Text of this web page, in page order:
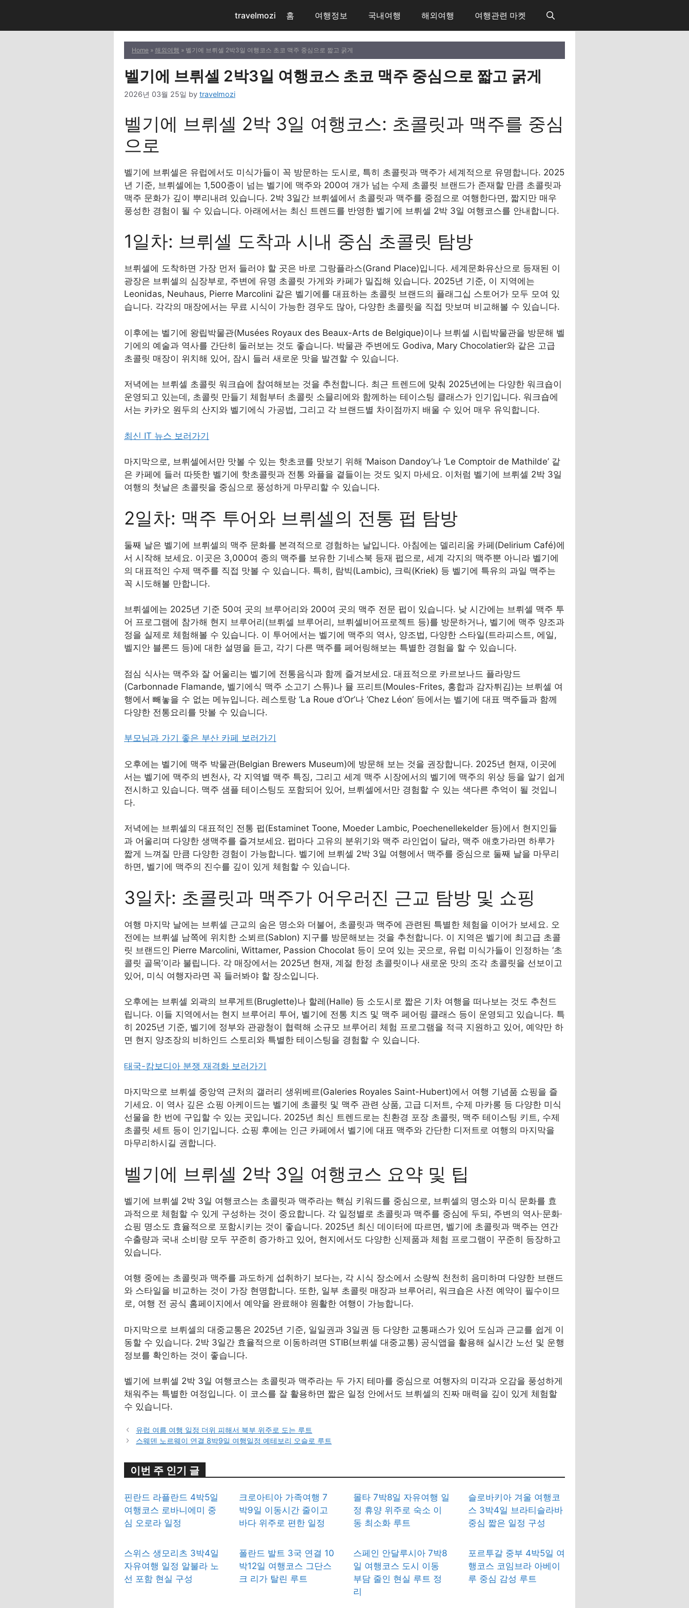
content
travelmozi 홈 여행정보 국내여행 해외여행 여행관련 마켓
Home » 해외여행 » 벨기에 브뤼셀 2박3일 여행코스 초코 맥주 중심으로 짧고 굵게
벨기에 브뤼셀 2박3일 여행코스 초코 맥주 중심으로 짧고 굵게
2026년 03월 25일 by travelmozi
벨기에 브뤼셀 2박 3일 여행코스: 초콜릿과 맥주를 중심
으로
벨기에 브뤼셀은 유럽에서도 미식가들이 꼭 방문하는 도시로, 특히 초콜릿과 맥주가 세계적으로 유명합니다. 2025
년 기준, 브뤼셀에는 1,500종이 넘는 벨기에 맥주와 200여 개가 넘는 수제 초콜릿 브랜드가 존재할 만큼 초콜릿과
맥주 문화가 깊이 뿌리내려 있습니다. 2박 3일간 브뤼셀에서 초콜릿과 맥주를 중점으로 여행한다면, 짧지만 매우
풍성한 경험이 될 수 있습니다. 아래에서는 최신 트렌드를 반영한 벨기에 브뤼셀 2박 3일 여행코스를 안내합니다.
1일차: 브뤼셀 도착과 시내 중심 초콜릿 탐방
브뤼셀에 도착하면 가장 먼저 들러야 할 곳은 바로 그랑플라스(Grand Place)입니다. 세계문화유산으로 등재된 이
광장은 브뤼셀의 심장부로, 주변에 유명 초콜릿 가게와 카페가 밀집해 있습니다. 2025년 기준, 이 지역에는
Leonidas, Neuhaus, Pierre Marcolini 같은 벨기에를 대표하는 초콜릿 브랜드의 플래그십 스토어가 모두 모여 있
습니다. 각각의 매장에서는 무료 시식이 가능한 경우도 많아, 다양한 초콜릿을 직접 맛보며 비교해볼 수 있습니다.
이후에는 벨기에 왕립박물관(Musées Royaux des Beaux-Arts de Belgique)이나 브뤼셀 시립박물관을 방문해 벨
기에의 예술과 역사를 간단히 둘러보는 것도 좋습니다. 박물관 주변에도 Godiva, Mary Chocolatier와 같은 고급
초콜릿 매장이 위치해 있어, 잠시 들러 새로운 맛을 발견할 수 있습니다.
저녁에는 브뤼셀 초콜릿 워크숍에 참여해보는 것을 추천합니다. 최근 트렌드에 맞춰 2025년에는 다양한 워크숍이
운영되고 있는데, 초콜릿 만들기 체험부터 초콜릿 소믈리에와 함께하는 테이스팅 클래스가 인기입니다. 워크숍에
서는 카카오 원두의 산지와 벨기에식 가공법, 그리고 각 브랜드별 차이점까지 배울 수 있어 매우 유익합니다.
최신 IT 뉴스 보러가기
마지막으로, 브뤼셀에서만 맛볼 수 있는 핫초코를 맛보기 위해 ‘Maison Dandoy’나 ‘Le Comptoir de Mathilde’ 같
은 카페에 들러 따뜻한 벨기에 핫초콜릿과 전통 와플을 곁들이는 것도 잊지 마세요. 이처럼 벨기에 브뤼셀 2박 3일
여행의 첫날은 초콜릿을 중심으로 풍성하게 마무리할 수 있습니다.
2일차: 맥주 투어와 브뤼셀의 전통 펍 탐방
둘째 날은 벨기에 브뤼셀의 맥주 문화를 본격적으로 경험하는 날입니다. 아침에는 델리리움 카페(Delirium Café)에
서 시작해 보세요. 이곳은 3,000여 종의 맥주를 보유한 기네스북 등재 펍으로, 세계 각지의 맥주뿐 아니라 벨기에
의 대표적인 수제 맥주를 직접 맛볼 수 있습니다. 특히, 람빅(Lambic), 크릭(Kriek) 등 벨기에 특유의 과일 맥주는
꼭 시도해볼 만합니다.
브뤼셀에는 2025년 기준 50여 곳의 브루어리와 200여 곳의 맥주 전문 펍이 있습니다. 낮 시간에는 브뤼셀 맥주 투
어 프로그램에 참가해 현지 브루어리(브뤼셀 브루어리, 브뤼셀비어프로젝트 등)를 방문하거나, 벨기에 맥주 양조과
정을 실제로 체험해볼 수 있습니다. 이 투어에서는 벨기에 맥주의 역사, 양조법, 다양한 스타일(트라피스트, 에일,
벨지안 블론드 등)에 대한 설명을 듣고, 각기 다른 맥주를 페어링해보는 특별한 경험을 할 수 있습니다.
점심 식사는 맥주와 잘 어울리는 벨기에 전통음식과 함께 즐겨보세요. 대표적으로 카르보나드 플라망드
(Carbonnade Flamande, 벨기에식 맥주 소고기 스튜)나 뮬 프리트(Moules-Frites, 홍합과 감자튀김)는 브뤼셀 여
행에서 빼놓을 수 없는 메뉴입니다. 레스토랑 ‘La Roue d’Or’나 ‘Chez Léon’ 등에서는 벨기에 대표 맥주들과 함께
다양한 전통요리를 맛볼 수 있습니다.
부모님과 가기 좋은 부산 카페 보러가기
오후에는 벨기에 맥주 박물관(Belgian Brewers Museum)에 방문해 보는 것을 권장합니다. 2025년 현재, 이곳에
서는 벨기에 맥주의 변천사, 각 지역별 맥주 특징, 그리고 세계 맥주 시장에서의 벨기에 맥주의 위상 등을 알기 쉽게
전시하고 있습니다. 맥주 샘플 테이스팅도 포함되어 있어, 브뤼셀에서만 경험할 수 있는 색다른 추억이 될 것입니
다.
저녁에는 브뤼셀의 대표적인 전통 펍(Estaminet Toone, Moeder Lambic, Poechenellekelder 등)에서 현지인들
과 어울리며 다양한 생맥주를 즐겨보세요. 펍마다 고유의 분위기와 맥주 라인업이 달라, 맥주 애호가라면 하루가
짧게 느껴질 만큼 다양한 경험이 가능합니다. 벨기에 브뤼셀 2박 3일 여행에서 맥주를 중심으로 둘째 날을 마무리
하면, 벨기에 맥주의 진수를 깊이 있게 체험할 수 있습니다.
3일차: 초콜릿과 맥주가 어우러진 근교 탐방 및 쇼핑
여행 마지막 날에는 브뤼셀 근교의 숨은 명소와 더불어, 초콜릿과 맥주에 관련된 특별한 체험을 이어가 보세요. 오
전에는 브뤼셀 남쪽에 위치한 소뵈르(Sablon) 지구를 방문해보는 것을 추천합니다. 이 지역은 벨기에 최고급 초콜
릿 브랜드인 Pierre Marcolini, Wittamer, Passion Chocolat 등이 모여 있는 곳으로, 유럽 미식가들이 인정하는 ‘초
콜릿 골목’이라 불립니다. 각 매장에서는 2025년 현재, 계절 한정 초콜릿이나 새로운 맛의 조각 초콜릿을 선보이고
있어, 미식 여행자라면 꼭 들러봐야 할 장소입니다.
오후에는 브뤼셀 외곽의 브루게트(Bruglette)나 할레(Halle) 등 소도시로 짧은 기차 여행을 떠나보는 것도 추천드
립니다. 이들 지역에서는 현지 브루어리 투어, 벨기에 전통 치즈 및 맥주 페어링 클래스 등이 운영되고 있습니다. 특
히 2025년 기준, 벨기에 정부와 관광청이 협력해 소규모 브루어리 체험 프로그램을 적극 지원하고 있어, 예약만 하
면 현지 양조장의 비하인드 스토리와 특별한 테이스팅을 경험할 수 있습니다.
태국-캄보디아 분쟁 재격화 보러가기
마지막으로 브뤼셀 중앙역 근처의 갤러리 생위베르(Galeries Royales Saint-Hubert)에서 여행 기념품 쇼핑을 즐
기세요. 이 역사 깊은 쇼핑 아케이드는 벨기에 초콜릿 및 맥주 관련 상품, 고급 디저트, 수제 마카롱 등 다양한 미식
선물을 한 번에 구입할 수 있는 곳입니다. 2025년 최신 트렌드로는 친환경 포장 초콜릿, 맥주 테이스팅 키트, 수제
초콜릿 세트 등이 인기입니다. 쇼핑 후에는 인근 카페에서 벨기에 대표 맥주와 간단한 디저트로 여행의 마지막을
마무리하시길 권합니다.
벨기에 브뤼셀 2박 3일 여행코스 요약 및 팁
벨기에 브뤼셀 2박 3일 여행코스는 초콜릿과 맥주라는 핵심 키워드를 중심으로, 브뤼셀의 명소와 미식 문화를 효
과적으로 체험할 수 있게 구성하는 것이 중요합니다. 각 일정별로 초콜릿과 맥주를 중심에 두되, 주변의 역사·문화·
쇼핑 명소도 효율적으로 포함시키는 것이 좋습니다. 2025년 최신 데이터에 따르면, 벨기에 초콜릿과 맥주는 연간
수출량과 국내 소비량 모두 꾸준히 증가하고 있어, 현지에서도 다양한 신제품과 체험 프로그램이 꾸준히 등장하고
있습니다.
여행 중에는 초콜릿과 맥주를 과도하게 섭취하기 보다는, 각 시식 장소에서 소량씩 천천히 음미하며 다양한 브랜드
와 스타일을 비교하는 것이 가장 현명합니다. 또한, 일부 초콜릿 매장과 브루어리, 워크숍은 사전 예약이 필수이므
로, 여행 전 공식 홈페이지에서 예약을 완료해야 원활한 여행이 가능합니다.
마지막으로 브뤼셀의 대중교통은 2025년 기준, 일일권과 3일권 등 다양한 교통패스가 있어 도심과 근교를 쉽게 이
동할 수 있습니다. 2박 3일간 효율적으로 이동하려면 STIB(브뤼셀 대중교통) 공식앱을 활용해 실시간 노선 및 운행
정보를 확인하는 것이 좋습니다.
벨기에 브뤼셀 2박 3일 여행코스는 초콜릿과 맥주라는 두 가지 테마를 중심으로 여행자의 미각과 오감을 풍성하게
채워주는 특별한 여정입니다. 이 코스를 잘 활용하면 짧은 일정 안에서도 브뤼셀의 진짜 매력을 깊이 있게 체험할
수 있습니다.
유럽 여름 여행 일정 더위 피해서 북부 위주로 도는 루트
스웨덴 노르웨이 연결 8박9일 여행일정 예테보리 오슬로 루트
이번 주 인기 글
핀란드 라플란드 4박5일
여행코스 로바니에미 중
심 오로라 일정
크로아티아 가족여행 7
박9일 이동시간 줄이고
바다 위주로 편한 일정
몰타 7박8일 자유여행 일
정 휴양 위주로 숙소 이
동 최소화 루트
슬로바키아 겨울 여행코
스 3박4일 브라티슬라바
중심 짧은 일정 구성
스위스 생모리츠 3박4일
자유여행 일정 알불라 노
선 포함 현실 구성
폴란드 발트 3국 연결 10
박12일 여행코스 그단스
크 리가 탈린 루트
스페인 안달루시아 7박8
일 여행코스 도시 이동
부담 줄인 현실 루트 정
리
포르투갈 중부 4박5일 여
행코스 코임브라 아베이
루 중심 감성 루트